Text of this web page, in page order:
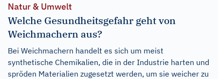
Natur & Umwelt
Welche Gesundheitsgefahr geht von
Weichmachern aus?
Bei Weichmachern handelt es sich um meist
synthetische Chemikalien, die in der Industrie harten und
spröden Materialien zugesetzt werden, um sie weicher zu